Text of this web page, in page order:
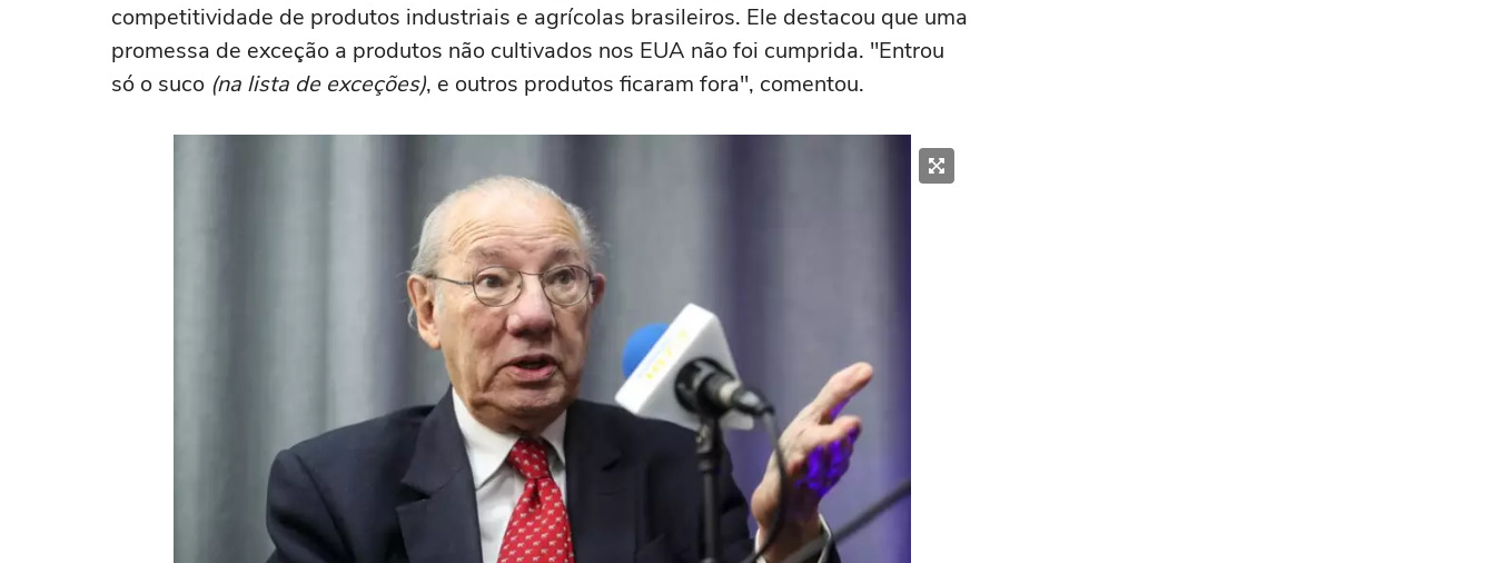
competitividade de produtos industriais e agrícolas brasileiros. Ele destacou que uma
promessa de exceção a produtos não cultivados nos EUA não foi cumprida. "Entrou
só o suco (na lista de exceções), e outros produtos ficaram fora", comentou.